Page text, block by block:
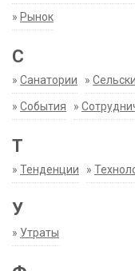
» Рынок
С
» Санатории »
» События »
Т
» Тенденции »
У
» Утраты